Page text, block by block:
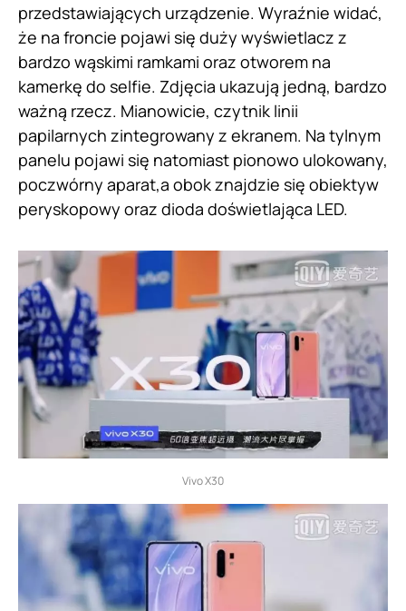
przedstawiających urządzenie. Wyraźnie widać,
że na froncie pojawi się duży wyświetlacz z
bardzo wąskimi ramkami oraz otworem na
kamerkę do selfie. Zdjęcia ukazują jedną, bardzo
ważną rzecz. Mianowicie, czytnik linii
papilarnych zintegrowany z ekranem. Na tylnym
panelu pojawi się natomiast pionowo ulokowany,
poczwórny aparat,a obok znajdzie się obiektyw
peryskopowy oraz dioda doświetlająca LED.
Vivo X30